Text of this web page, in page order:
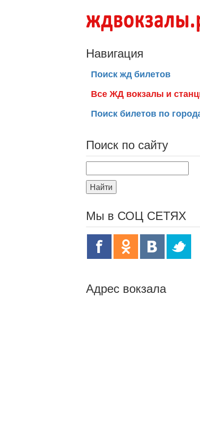
Навигация
Поиск жд билетов
Все ЖД вокзалы и
Поиск билетов по
Поиск по сайту
Найти
Мы в СОЦ СЕТЯХ
Адрес вокзала